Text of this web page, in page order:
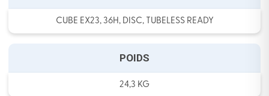
CUBE EX23, 36H, DISC, TUBELESS READY
POIDS
24,3 KG